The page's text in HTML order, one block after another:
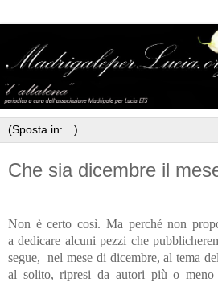
Che sia dicembre il
Non è certo così. Ma perché non
a dedicare alcuni pezzi che
segue, nel mese di dicembre, al tema
al solito, ripresi da autori più o